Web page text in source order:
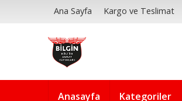
Ana Sayfa Kargo ve Teslimat
Anasayfa Kategoriler